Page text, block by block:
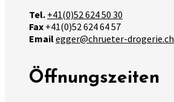
Tel. +41(0)52 624 50 30
Fax +41(0)52 624 64 57
Emailegger@chrueter-drogerie.ch
Öffnungszeiten